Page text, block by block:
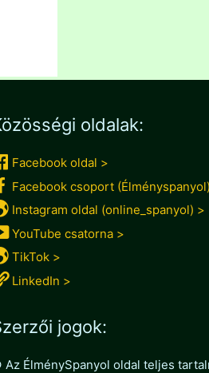
oldalak:
Facebook oldal >
Facebook csoport
Instagram oldal (online_spanyol) >
YouTube csatorna >
TikTok >
LinkedIn >
jogok:
ÉlménySpanyol oldal teljes